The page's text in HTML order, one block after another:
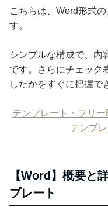
こちらは、Word形式
す。
シンプルな構成で、内
です。さらにチェック
したかをすぐに把握で
テンプレート・フリ
テンプ
【Word】概要と
プレート